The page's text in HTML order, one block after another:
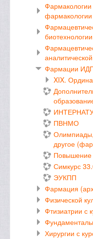
Фармакологии
фармакологии
биотехнологии
Фармации
XIX.
ПВНМО
другое
Повышение
Симкурс
ЭУКПП
Фармация
Физической
Фтизиатрии с
Хирургии с